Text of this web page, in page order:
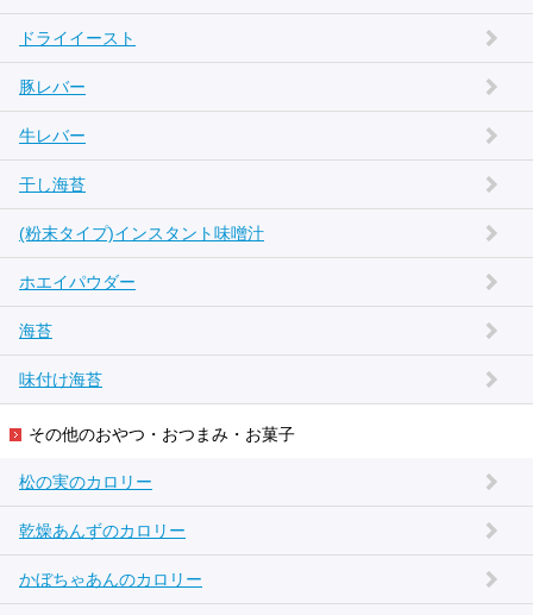
ドライイースト
豚レバー
牛レバー
干し海苔
(粉末タイプ)インスタント味噌汁
ホエイパウダー
海苔
味付け海苔
その他のおやつ・おつまみ・お菓子
松の実のカロリー
乾燥あんずのカロリー
かぼちゃあんのカロリー